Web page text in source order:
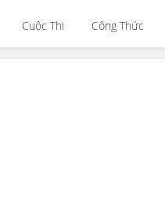
Cuộc Thi Công Thức